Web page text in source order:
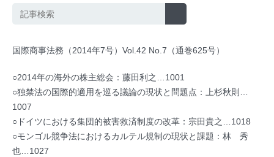
国際商事法務（2014年7号）Vol.42 No.7（通巻625号）
○2014年の海外の株主総会：藤田利之…1001
○独禁法の国際的適用を巡る議論の現状と問題点：上杉秋則…
1007
○ドイツにおける集団的被害救済制度の改革：宗田貴之…1018
○モンゴル競争法におけるカルテル規制の現状と課題：林 秀
也…1027